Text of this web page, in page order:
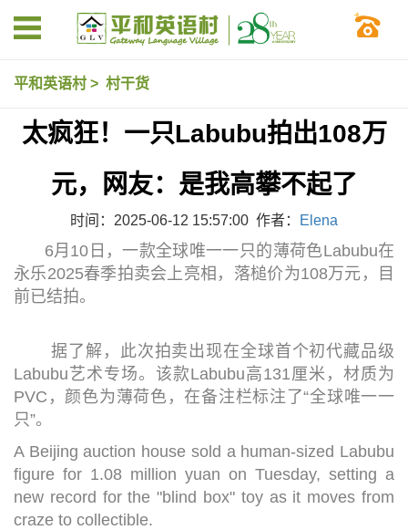
平和英语村 > 村干货
太疯狂！一只Labubu拍出108万
元，网友：是我高攀不起了
时间：2025-06-12 15:57:00 作者： Elena
6月10日，一款全球唯一一只的薄荷色Labubu在
永乐2025春季拍卖会上亮相，落槌价为108万元，目
前已结拍。
据了解，此次拍卖出现在全球首个初代藏品级
Labubu艺术专场。该款Labubu高131厘米，材质为
PVC，颜色为薄荷色，在备注栏标注了“全球唯一一
只”。
A Beijing auction house sold a human-sized Labubu
figure for 1.08 million yuan on Tuesday, setting a
new record for the "blind box" toy as it moves from
craze to collectible.